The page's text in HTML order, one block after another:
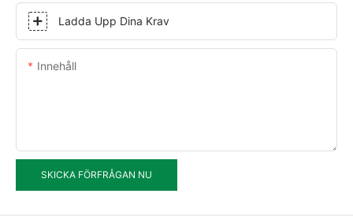
Ladda Upp Dina Krav
Innehåll
SKICKA FÖRFRÅGAN NU